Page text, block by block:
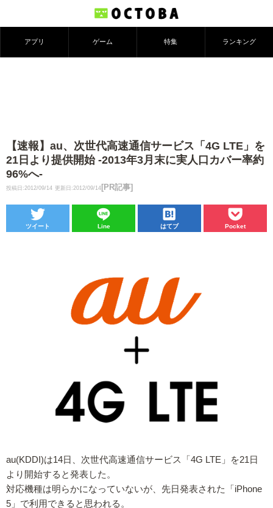
アプリ ゲーム 特集 ランキング
【速報】au、次世代高速通信サービス「4G LTE」を
21日より提供開始 -2013年3月末に実人口カバー率約
96%へ-
投稿日:2012/09/14 更新日:2012/09/14 [PR記事]
ツイート Line はてブ Pocket
au(KDDI)は14日、次世代高速通信サービス「4G LTE」を21日
より開始すると発表した。
対応機種は明らかになっていないが、先日発表された「iPhone
5」で利用できると思われる。